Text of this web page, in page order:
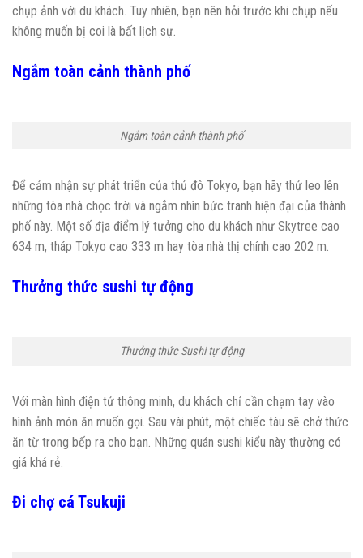
chụp ảnh với du khách. Tuy nhiên, bạn nên hỏi trước khi chụp nếu
không muốn bị coi là bất lịch sự.
Ngắm toàn cảnh thành phố
Ngắm toàn cảnh thành phố
Để cảm nhận sự phát triển của thủ đô Tokyo, bạn hãy thử leo lên
những tòa nhà chọc trời và ngắm nhìn bức tranh hiện đại của thành
phố này. Một số địa điểm lý tưởng cho du khách như Skytree cao
634 m, tháp Tokyo cao 333 m hay tòa nhà thị chính cao 202 m.
Thưởng thức sushi tự động
Thưởng thức Sushi tự động
Với màn hình điện tử thông minh, du khách chỉ cần chạm tay vào
hình ảnh món ăn muốn gọi. Sau vài phút, một chiếc tàu sẽ chở thức
ăn từ trong bếp ra cho bạn. Những quán sushi kiểu này thường có
giá khá rẻ.
Đi chợ cá Tsukuji